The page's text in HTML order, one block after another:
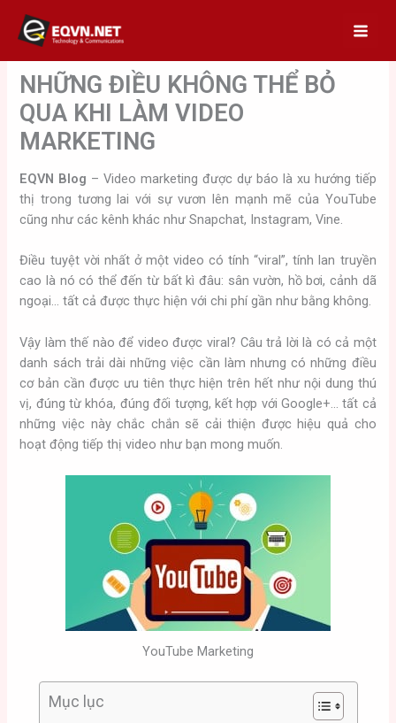
content
NHỮNG ĐIỀU KHÔNG THỂ BỎ
QUA KHI LÀM VIDEO
MARKETING
EQVN Blog – Video marketing được dự báo là xu hướng tiếp
thị trong tương lai với sự vươn lên mạnh mẽ của YouTube
cũng như các kênh khác như Snapchat, Instagram, Vine.
Điều tuyệt vời nhất ở một video có tính “viral”, tính lan truyền
cao là nó có thể đến từ bất kì đâu: sân vườn, hồ bơi, cảnh dã
ngoại… tất cả được thực hiện với chi phí gần như bằng không.
Vậy làm thế nào để video được viral? Câu trả lời là có cả một
danh sách trải dài những việc cần làm nhưng có những điều
cơ bản cần được ưu tiên thực hiện trên hết như nội dung thú
vị, đúng từ khóa, đúng đối tượng, kết hợp với Google+… tất cả
những việc này chắc chắn sẽ cải thiện được hiệu quả cho
hoạt động tiếp thị video như bạn mong muốn.
YouTube Marketing
Mục lục